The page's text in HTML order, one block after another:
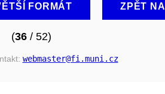
FORMÁT ZPĚT
(36/ 52)
webmaster@fi .muni .cz